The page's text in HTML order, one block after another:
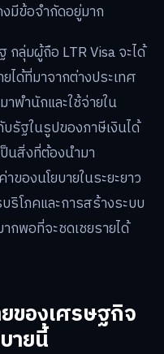
มีข้อจำกัดอยู่มาก
ลุ่มผู้ถือ LTR Visa จะได้
ได้ที่มาจากต่างประเทศ
าพำนักและใช้จ่ายใน
รัฐในรูปของภาษีเงินได้
นสิ่งที่ต้องนำมา
องนโยบายในระยะยาว
ริโภคและการสร้างระบบ
พอที่จะชดเชยรายได้
ของเศรษฐกิจ
ายนี้